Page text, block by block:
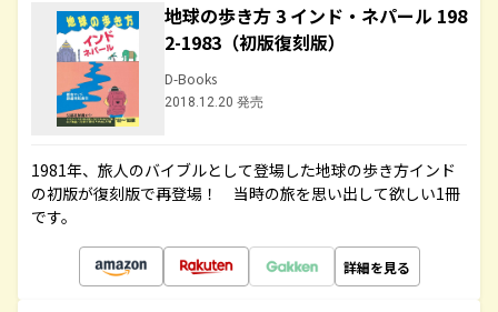
地球の歩き方 3 インド・ネパール 198
2-1983（初版復刻版）
D-Books
2018.12.20 発売
1981年、旅人のバイブルとして登場した地球の歩き方インド
の初版が復刻版で再登場！ 当時の旅を思い出して欲しい1冊
です。
詳細を見る